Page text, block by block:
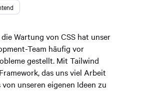
Wartung von CSS hat unser
Team häufig vor
gestellt. Mit Tailwind
das uns viel Arbeit
unseren eigenen Ideen zu